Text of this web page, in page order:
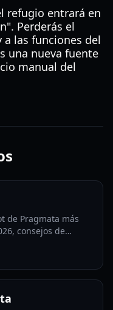
refugio entrará en
Perderás el
a las funciones del
una nueva fuente
manual del
de Pragmata más
consejos de